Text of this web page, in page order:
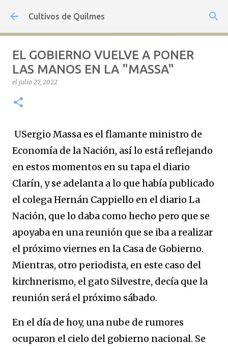
Ir al contenido principal
Cultivos de Quilmes
EL GOBIERNO VUELVE A PONER
LAS MANOS EN LA "MASSA"
el julio 27, 2022
USergio Massa es el flamante ministro de
Economía de la Nación, así lo está reflejando
en estos momentos en su tapa el diario
Clarín, y se adelanta a lo que había publicado
el colega Hernán Cappiello en el diario La
Nación, que lo daba como hecho pero que se
apoyaba en una reunión que se iba a realizar
el próximo viernes en la Casa de Gobierno.
Mientras, otro periodista, en este caso del
kirchnerismo, el gato Silvestre, decía que la
reunión será el próximo sábado.
En el día de hoy, una nube de rumores
ocuparon el cielo del gobierno nacional. Se